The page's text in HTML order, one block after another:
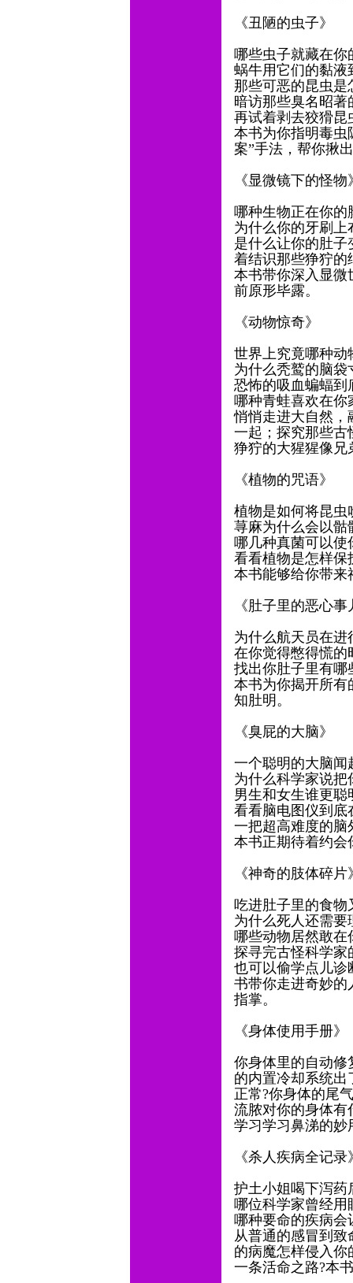
《丑陋的虫子》
哪些虫子就藏在
蜗牛用它们的黏
那些可恶的昆虫
暗访那些臭名昭
再试着剥去狡猾
本书为你指明毒虫
案”手法，帮你揪
《显微镜下的怪
哪种生物正在你
为什么你的牙刷
是什么让你的肚子
着结识那些狰狞
本书带你深入显微
前原形毕露。
《动物惊奇》
世界上究竟哪种动
为什么秃鹫的脑
恐怖的吸血蝙蝠
哪种青蛙喜欢在
悄悄走进大自然，
一起；探究那些古
狰狞的大猩猩像
《植物的咒语》
植物是如何将昆
荨麻为什么会以骷
哪几种真菌可以
看看植物是怎样
本书能够给你带
《肚子里的恶心
为什么航天员在
在你觉得憋得慌
找出你肚子里有
本书为你揭开所有
知肚明。
《臭屁的大脑》
一个聪明的大脑
为什么科学家说
男生和女生谁更
看看脑电图仪到底
一把超高难度的
本书正期待着约
《神奇的肢体碎
吃进肚子里的食
为什么死人还需要
哪些动物居然敢
探寻完古怪科学家
也可以偷学点儿
书带你走进奇妙的
指掌。
《身体使用手册》
你身体里的自动修
的内置冷却系统出
正常?你身体的尾
流脓对你的身体有
学习学习鼻涕的
《杀人疾病全记
护土小姐喝下泻
哪位科学家曾经
哪种要命的疾病
从普通的感冒到
的病魔怎样侵入
一条活命之路?本